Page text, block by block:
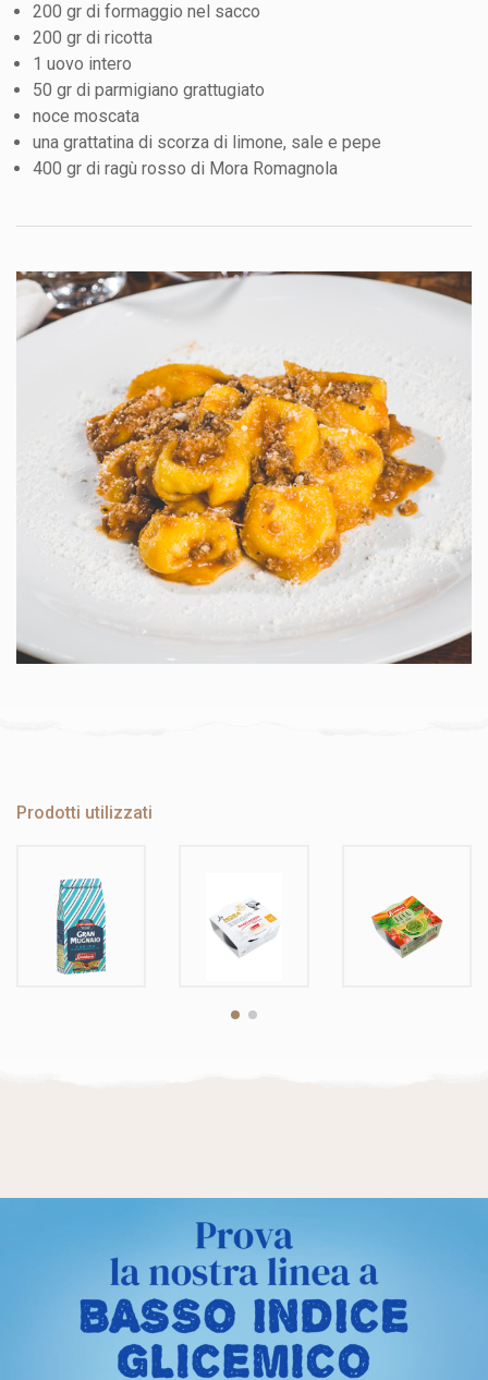
200 gr di formaggio nel sacco
200 gr di ricotta
1 uovo intero
50 gr di parmigiano grattugiato
noce moscata
una grattatina di scorza di limone, sale e pepe
400 gr di ragù rosso di Mora Romagnola
Prodotti utilizzati